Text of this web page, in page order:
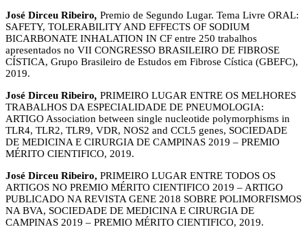
José Dirceu Ribeiro, Premio de Segundo Lugar. Tema Livre ORAL:
SAFETY, TOLERABILITY AND EFFECTS OF SODIUM
BICARBONATE INHALATION IN CF entre 250 trabalhos
apresentados no VII CONGRESSO BRASILEIRO DE FIBROSE
CÍSTICA, Grupo Brasileiro de Estudos em Fibrose Cística (GBEFC),
2019.
José Dirceu Ribeiro, PRIMEIRO LUGAR ENTRE OS MELHORES
TRABALHOS DA ESPECIALIDADE DE PNEUMOLOGIA:
ARTIGO Association between single nucleotide polymorphisms in
TLR4, TLR2, TLR9, VDR, NOS2 and CCL5 genes, SOCIEDADE
DE MEDICINA E CIRURGIA DE CAMPINAS 2019 – PREMIO
MÉRITO CIENTIFICO, 2019.
José Dirceu Ribeiro, PRIMEIRO LUGAR ENTRE TODOS OS
ARTIGOS NO PREMIO MÉRITO CIENTIFICO 2019 – ARTIGO
PUBLICADO NA REVISTA GENE 2018 SOBRE POLIMORFISMOS
NA BVA, SOCIEDADE DE MEDICINA E CIRURGIA DE
CAMPINAS 2019 – PREMIO MÉRITO CIENTIFICO, 2019.